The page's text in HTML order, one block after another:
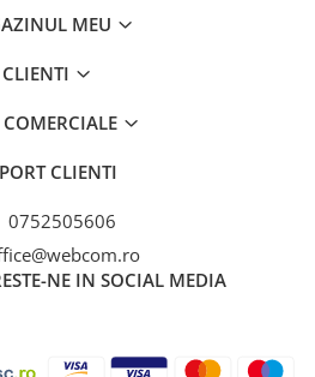
MEU
CLIENTI
COMERCIALE
CLIENTI
0752505606
NE IN SOCIAL MEDIA